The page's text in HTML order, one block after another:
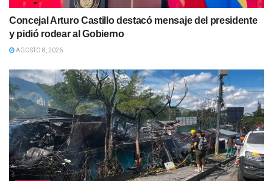
Concejal Arturo Castillo destacó mensaje del presidente
y pidió rodear al Gobierno
AGOSTO 8, 2026